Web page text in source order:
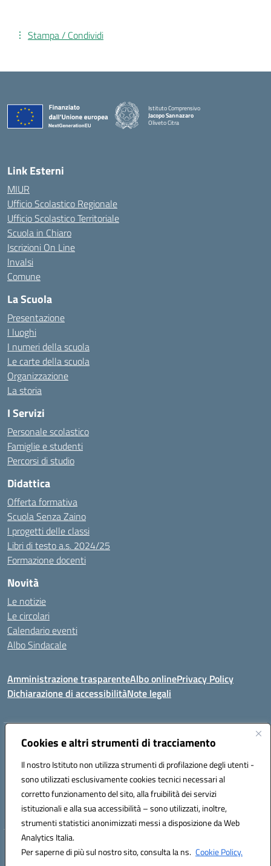
Cookies e altri strumenti di tracciamento
Il nostro Istituto non utilizza strumenti di profilazione degli utenti -
sono utilizzati esclusivamente cookies tecnici necessari al
corretto funzionamento del sito, alla fruibilità dei servizi
istituzionali e alla sua accessibilità – sono utilizzati, inoltre,
strumenti statistici anonimizzati messi a disposizione da Web
Analytics Italia.
Per saperne di più sul nostro sito, consulta la ns. Cookie Policy.
Stampa / Condividi
Istituto Comprensivo
Jacopo Sannazaro
Oliveto Citra
Link Esterni
MIUR
Ufficio Scolastico Regionale
Ufficio Scolastico Territoriale
Scuola in Chiaro
Iscrizioni On Line
Invalsi
Comune
La Scuola
Presentazione
I luoghi
I numeri della scuola
Le carte della scuola
Organizzazione
La storia
I Servizi
Personale scolastico
Famiglie e studenti
Percorsi di studio
Didattica
Offerta formativa
Scuola Senza Zaino
I progetti delle classi
Libri di testo a.s. 2024/25
Formazione docenti
Novità
Le notizie
Le circolari
Calendario eventi
Albo Sindacale
Amministrazione trasparenteAlbo onlinePrivacy Policy
Dichiarazione di accessibilitàNote legali
Indirizzo:Via Felice Cavallotti, 15 -84020 - Oliveto Citra
Posta elettronica certificata (PEC):saic81300d@pec.istruzione.it
Codice fiscale: 82005110653
Codice meccanografico: SAIC81300D
Hosting & Powered by 3D Solution S.r.l.
Concept & Design by Designers Italia